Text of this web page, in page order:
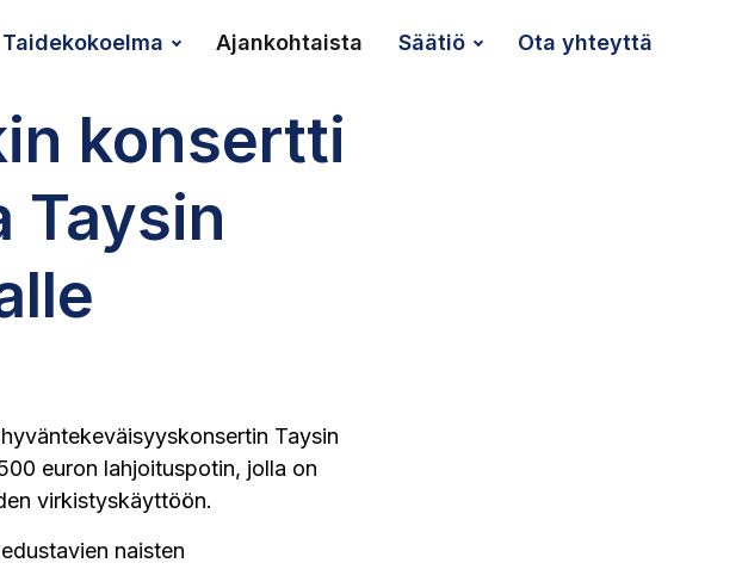
Taidekokoelma Ajankoh­taista Säätiö Ota yhteyttä
konsertti
Taysin
Taysin
euron lahjoituspotin, jolla on
virkistyskäyttöön.
naisten